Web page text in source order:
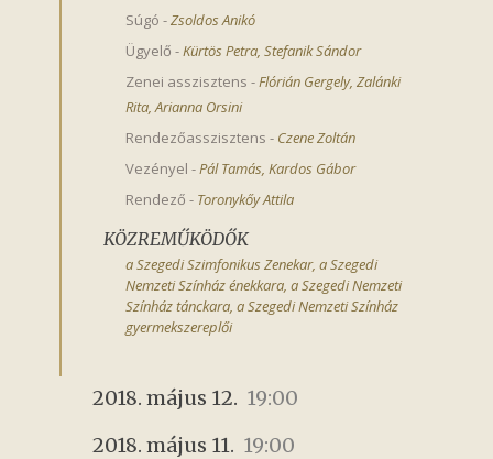
Súgó -Zsoldos Anikó
Ügyelő -Kürtös Petra, Stefanik Sándor
Zenei asszisztens -Flórián Gergely, Zalánki
Rita,Arianna Orsini
Rendezőasszisztens - Czene Zoltán
Vezényel -Pál Tamás, Kardos Gábor
Rendező - Toronykőy Attila
KÖZREMŰKÖDŐK
a Szegedi Szimfonikus Zenekar, a Szegedi
Nemzeti Színház énekkara, a Szegedi Nemzeti
Színház tánckara, a Szegedi Nemzeti Színház
gyermekszereplői
2018. május 12. 19:00
2018. május 11. 19:00